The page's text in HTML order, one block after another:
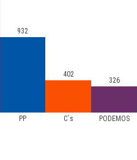
PP C´s PODEMOS
932
402
326